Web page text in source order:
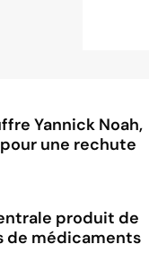
Yannick Noah,
une rechute
produit de
de médicaments